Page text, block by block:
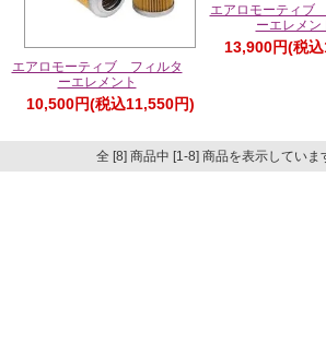
エアロモーティブ フィルタ
ーエレメント
10,500円(税込11,550円)
エアロモーティブ
ーエレメン
13,900円(税
全 [8] 商品中 [1-8] 商品を表示していま